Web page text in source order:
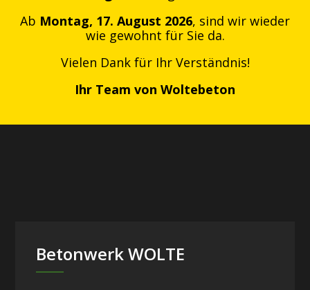
Ab Montag, 17. August 2026, sind wir wieder
wie gewohnt für Sie da.
Vielen Dank für Ihr Verständnis!
Ihr Team von Woltebeton
Betonwerk WOLTE